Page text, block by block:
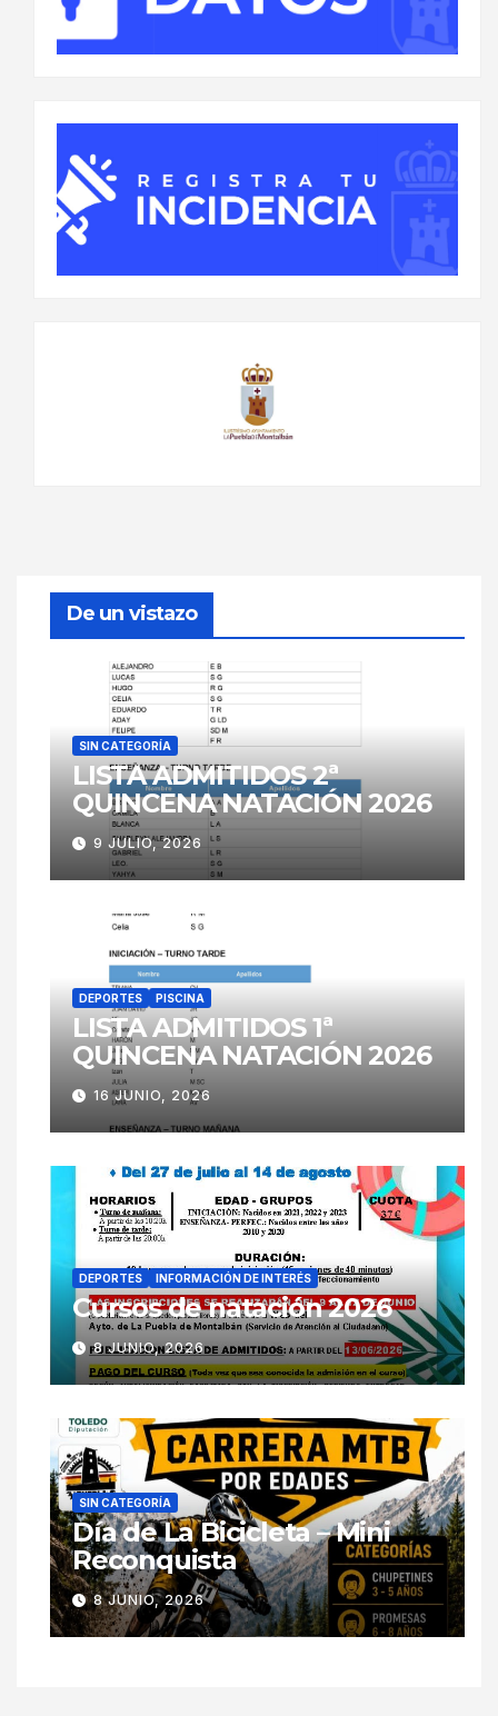
De un vistazo
SIN CATEGORÍA
LISTA ADMITIDOS 2ª
QUINCENA NATACIÓN 2026
9 JULIO, 2026
DEPORTES PISCINA
LISTA ADMITIDOS 1ª
QUINCENA NATACIÓN 2026
16 JUNIO, 2026
DEPORTES INFORMACIÓN DE INTERÉS
Cursos de natación 2026
8 JUNIO, 2026
SIN CATEGORÍA
Día de La Bicicleta – Mini
Reconquista
8 JUNIO, 2026